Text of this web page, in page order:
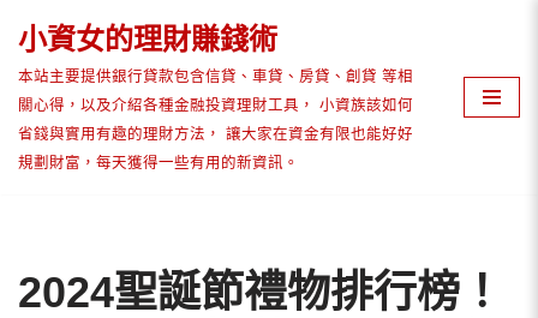
Skip
to
content
小資女的理財賺錢術
本站主要提供銀行貸款包含信貸、車貸、房貸、創貸 等相
關心得，以及介紹各種金融投資理財工具， 小資族該如何
省錢與實用有趣的理財方法， 讓大家在資金有限也能好好
規劃財富，每天獲得一些有用的新資訊。
2024聖誕節禮物排行榜！